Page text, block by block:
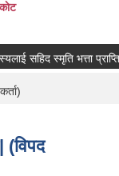
सहिद स्मृति भत्ता प्राप्तिको
(विपद